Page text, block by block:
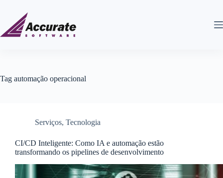
Tag automação operacional
Serviços, Tecnologia
CI/CD Inteligente: Como IA e automação estão
transformando os pipelines de desenvolvimento